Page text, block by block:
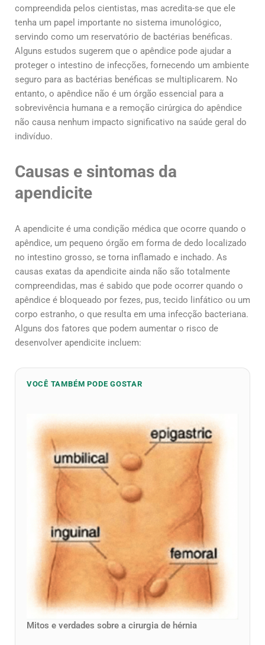
compreendida pelos cientistas, mas acredita-se que ele
tenha um papel importante no sistema imunológico,
servindo como um reservatório de bactérias benéficas.
Alguns estudos sugerem que o apêndice pode ajudar a
proteger o intestino de infecções, fornecendo um ambiente
seguro para as bactérias benéficas se multiplicarem. No
entanto, o apêndice não é um órgão essencial para a
sobrevivência humana e a remoção cirúrgica do apêndice
não causa nenhum impacto significativo na saúde geral do
indivíduo.
Causas e sintomas da
apendicite
A apendicite é uma condição médica que ocorre quando o
apêndice, um pequeno órgão em forma de dedo localizado
no intestino grosso, se torna inflamado e inchado. As
causas exatas da apendicite ainda não são totalmente
compreendidas, mas é sabido que pode ocorrer quando o
apêndice é bloqueado por fezes, pus, tecido linfático ou um
corpo estranho, o que resulta em uma infecção bacteriana.
Alguns dos fatores que podem aumentar o risco de
desenvolver apendicite incluem:
VOCÊ TAMBÉM PODE GOSTAR
Mitos e verdades sobre a cirurgia de hérnia